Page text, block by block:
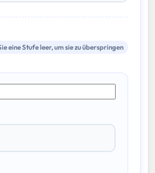
eine Stufe leer, um sie zu überspringen